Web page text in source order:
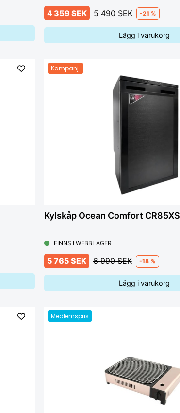
4 359 SEK 5 490 SEK -21 %
Lägg i varukorg
Kampanj
Kylskåp Ocean Comfort CR85XS
FINNS I WEBBLAGER
5 765 SEK 6 990 SEK -18 %
Lägg i varukorg
Medlemspris